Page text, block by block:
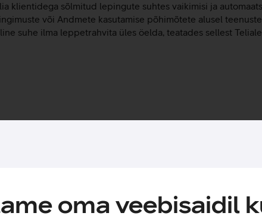
oma veebisaidil
klientidega sõlmitud lepingute suhtes vaikimisi ja
või Andmete kasutamise põhimõtete alusel
suhe ilma leppetrahvita üles öelda, teatades sellest